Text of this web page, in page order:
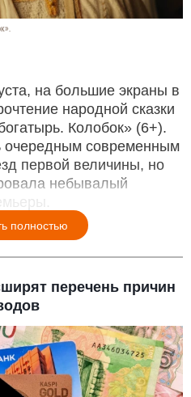
на большие экраны в
народной сказки
Колобок» (6+).
очередным современным
первой величины, но
небывалый
полностью
перечень причин